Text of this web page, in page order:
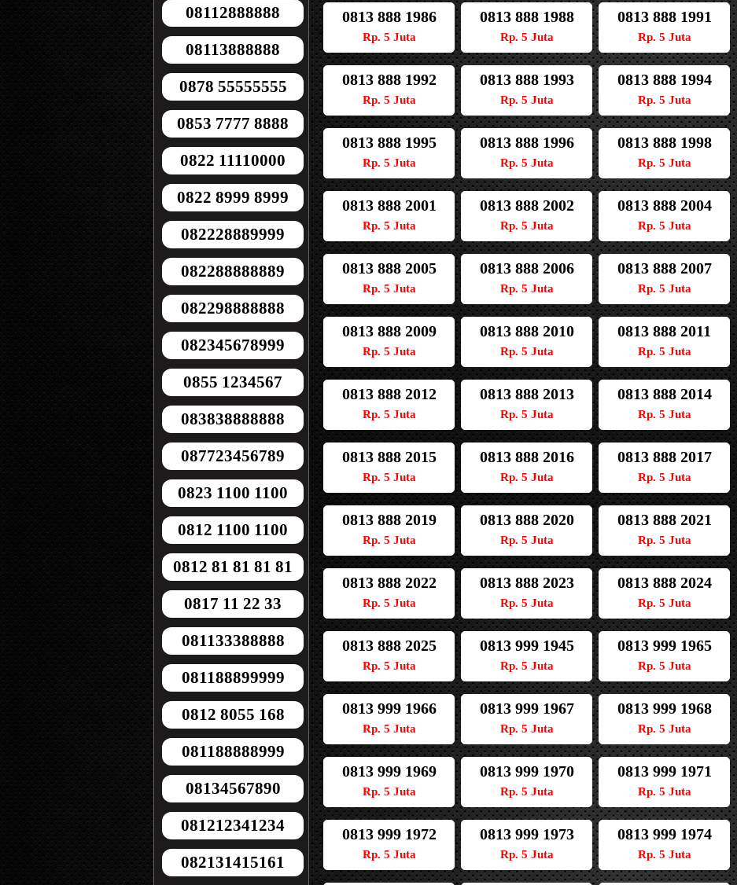
08112888888
08113888888
0878 55555555
0853 7777 8888
0822 11110000
0822 8999 8999
082228889999
082288888889
082298888888
082345678999
0855 1234567
083838888888
087723456789
0823 1100 1100
0812 1100 1100
0812 81 81 81 81
0817 11 22 33
081133388888
081188899999
0812 8055 168
081188888999
08134567890
081212341234
082131415161
0813 888 1986
Rp. 5 Juta
0813 888 1988
Rp. 5 Juta
0813 888 1991
Rp. 5 Juta
0813 888 1992
Rp. 5 Juta
0813 888 1993
Rp. 5 Juta
0813 888 1994
Rp. 5 Juta
0813 888 1995
Rp. 5 Juta
0813 888 1996
Rp. 5 Juta
0813 888 1998
Rp. 5 Juta
0813 888 2001
Rp. 5 Juta
0813 888 2002
Rp. 5 Juta
0813 888 2004
Rp. 5 Juta
0813 888 2005
Rp. 5 Juta
0813 888 2006
Rp. 5 Juta
0813 888 2007
Rp. 5 Juta
0813 888 2009
Rp. 5 Juta
0813 888 2010
Rp. 5 Juta
0813 888 2011
Rp. 5 Juta
0813 888 2012
Rp. 5 Juta
0813 888 2013
Rp. 5 Juta
0813 888 2014
Rp. 5 Juta
0813 888 2015
Rp. 5 Juta
0813 888 2016
Rp. 5 Juta
0813 888 2017
Rp. 5 Juta
0813 888 2019
Rp. 5 Juta
0813 888 2020
Rp. 5 Juta
0813 888 2021
Rp. 5 Juta
0813 888 2022
Rp. 5 Juta
0813 888 2023
Rp. 5 Juta
0813 888 2024
Rp. 5 Juta
0813 888 2025
Rp. 5 Juta
0813 999 1945
Rp. 5 Juta
0813 999 1965
Rp. 5 Juta
0813 999 1966
Rp. 5 Juta
0813 999 1967
Rp. 5 Juta
0813 999 1968
Rp. 5 Juta
0813 999 1969
Rp. 5 Juta
0813 999 1970
Rp. 5 Juta
0813 999 1971
Rp. 5 Juta
0813 999 1972
Rp. 5 Juta
0813 999 1973
Rp. 5 Juta
0813 999 1974
Rp. 5 Juta